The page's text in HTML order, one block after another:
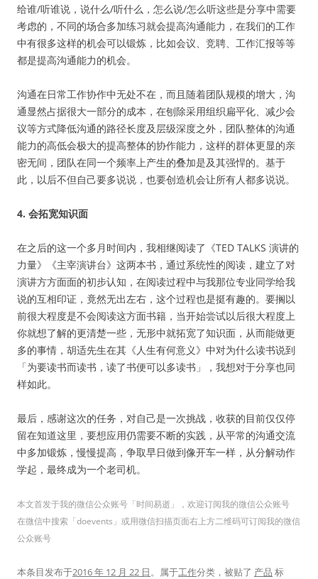
给谁/听谁说，说什么/听什么，怎么说/怎么听这些是分享中需要
考虑的，不同的场合多加练习就会提高沟通能力，在我们的工作
中有很多这样的机会可以锻炼，比如会议、竞聘、工作汇报等等
都是提高沟通能力的机会。
沟通在日常工作协作中无处不在，而且随着团队规模的增大，沟
通显然占据很大一部分的成本，在刨除采用组织扁平化、减少会
议等方式降低沟通的路径长度及层级深度之外，团队整体的沟通
能力的高低会极大的提高整体的协作能力，这样的群体更显的亲
密无间，团队在同一个频率上产生的叠加是及其强悍的。基于
此，以后不但自己要多说说，也要创造机会让所有人都多说说。
4. 会拓宽知识面
在之后的这一个多月时间内，我相继阅读了《TED TALKS 演讲的
力量》《主宰演讲台》这两本书，通过系统性的阅读，建立了对
演讲方方面面的初步认知，在阅读过程中与我那位专业同学给我
说的互相印证，竟然无出左右，这个过程也是挺有趣的。要搁以
前很大程度是不会阅读这方面书籍，当开始尝试以后很大程度上
你就想了解的更清楚一些，无形中就拓宽了知识面，从而能做更
多的事情，胡适先生在其《人生有何意义》中对为什么读书说到
「为要读书而读书，读了书便可以多读书」，我想对于分享也同
样如此。
最后，感谢这次的任务，对自己是一次挑战，收获的目前仅仅停
留在知道这里，要想应用仍需要不断的实践，从平常的沟通交流
中多加锻炼，慢慢提高，争取早日做到像开车一样，从分解动作
学起，最终成为一个老司机。
本文首发于我的微信公众账号「时间易逝」，欢迎订阅我的微信公众账号
在微信中搜索「doevents」或用微信扫描页面右上方二维码可订阅我的微信
公众账号
本条目发布于2016 年 12 月 22 日。属于工作分类，被贴了 产品 标